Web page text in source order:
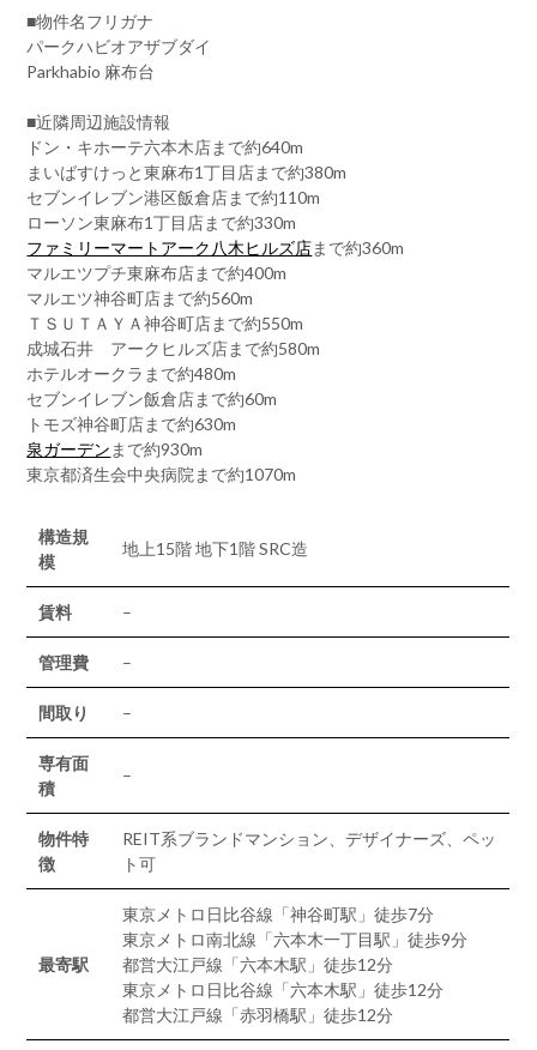
■物件名フリガナ
パークハビオアザブダイ
Parkhabio 麻布台
■近隣周辺施設情報
ドン・キホーテ六本木店まで約640m
まいばすけっと東麻布1丁目店まで約380m
セブンイレブン港区飯倉店まで約110m
ローソン東麻布1丁目店まで約330m
ファミリーマートアーク八木ヒルズ店まで約360m
マルエツプチ東麻布店まで約400m
マルエツ神谷町店まで約560m
ＴＳＵＴＡＹＡ神谷町店まで約550m
成城石井 アークヒルズ店まで約580m
ホテルオークラまで約480m
セブンイレブン飯倉店まで約60m
トモズ神谷町店まで約630m
泉ガーデン まで約930m
東京都済生会中央病院まで約1070m
構造規
模
地上15階 地下1階 SRC造
賃料 –
管理費 –
間取り –
専有面
積
–
物件特
徴
REIT系ブランドマンション、デザイナーズ、ペッ
ト可
最寄駅
東京メトロ日比谷線「神谷町駅」徒歩7分
東京メトロ南北線「六本木一丁目駅」徒歩9分
都営大江戸線「六本木駅」徒歩12分
東京メトロ日比谷線「六本木駅」徒歩12分
都営大江戸線「赤羽橋駅」徒歩12分